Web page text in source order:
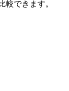
較できます。